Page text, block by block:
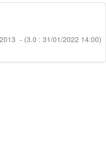
- (3.0 : 31/01/2022 14:00)